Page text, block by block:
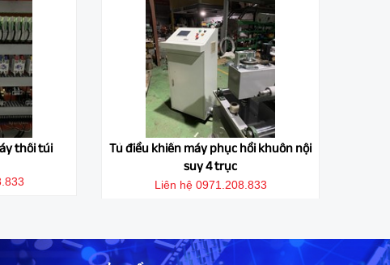
thổi túi
Tủ điều khiển máy phục hồi khuôn nội
suy 4 trục
Liên hệ 0971.208.833